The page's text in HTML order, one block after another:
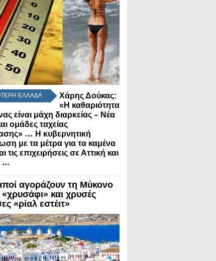
ΕΛΛΑΔΑ
Χάρης Δούκας:
«Η καθαριότητα
είναι μάχη διαρκείας – Νέα
ομάδες ταχείας
... Η κυβερνητική
με τα μέτρα για τα καμένα
τις επιχειρήσεις σε Αττική και
...
αγοράζουν τη Μύκονο
«χρυσάφι» και χρυσές
«ρίαλ εστέιτ»